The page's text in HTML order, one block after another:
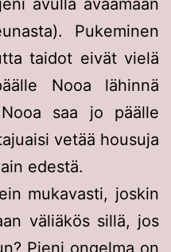
Pukeminen
taidot eivät vielä
Nooa lähinnä
saa jo päälle
vetää housuja
edestä.
mukavasti, joskin
väliäkös sillä, jos
Pieni ongelma on